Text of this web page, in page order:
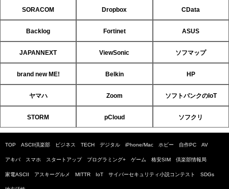
SORACOM Dropbox CData
Backlog Fortinet ASUS
JAPANNEXT ViewSonic ソフマップ
brand new ME! Belkin HP
ヤマハ Zoom ソフトバンクのIoT
STORM pCloud ソフクリ
TOP ASCII倶楽部 ビジネス TECH デジタル iPhone/Mac ホビー 自作PC AV
アキバ スマホ スタートアップ プログラミング+ ゲーム 格安SIM 倶楽部情報局
家電ASCII アスキーグルメ MITTR IoT サイバーセキュリティ小説コンテスト SDGs